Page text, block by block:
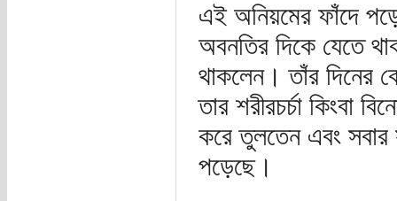
এই অনিয়মের ফাঁদে
অবনতির দিকে যেতে
থাকলেন। তাঁর
তার শরীরচর্চা কিংবা
করে তুলতেন এবং
পড়েছে।